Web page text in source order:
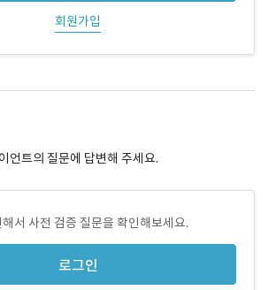
회원가입
언트의 질문에 답변해 주세요.
서 사전 검증 질문을 확인해보세요.
로그인